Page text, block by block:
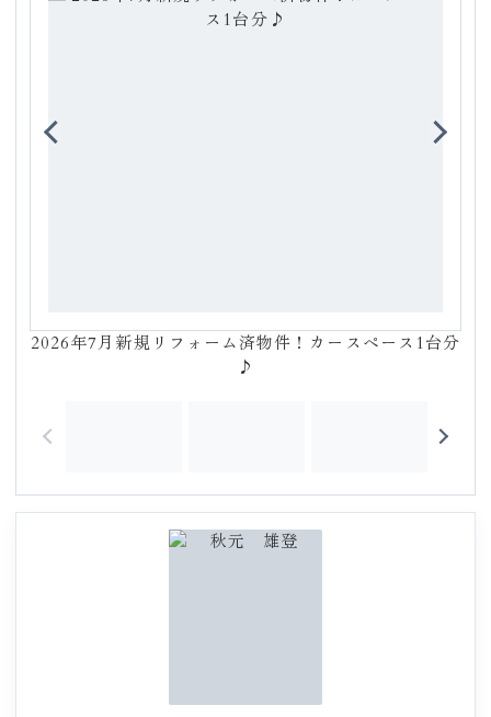
2026年7月新規リフォーム済物件！カースペース1台分
♪